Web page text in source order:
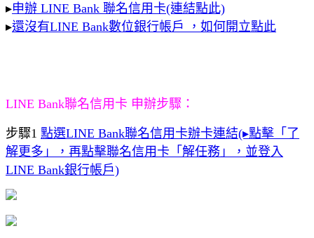
▸申辦 LINE Bank 聯名信用卡(連結點此)
▸還沒有LINE Bank數位銀行帳戶 ，如何開立點此
LINE Bank聯名信用卡 申辦步驟：
步驟1 點選LINE Bank聯名信用卡辦卡連結(▸點擊「了
解更多」，再點擊聯名信用卡「解任務」，並登入
LINE Bank銀行帳戶)